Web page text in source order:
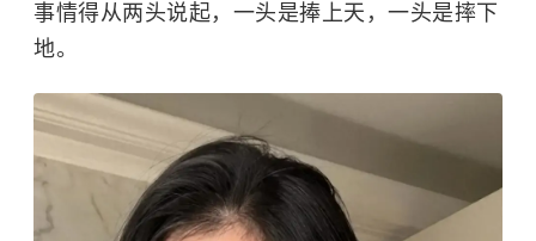
事情得从两头说起，一头是捧上天，一头是摔下
地。